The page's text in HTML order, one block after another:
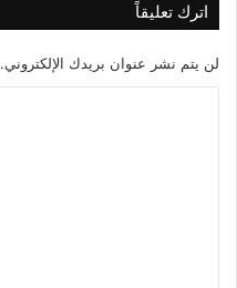
اترك تعليقاً
لن يتم نشر عنوان بريدك الإلكتروني.